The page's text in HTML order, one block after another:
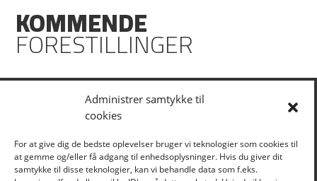
Administrer samtykke til
cookies
For at give dig de bedste oplevelser bruger vi teknologier som cookies til
at gemme og/eller få adgang til enhedsoplysninger. Hvis du giver dit
samtykke til disse teknologier, kan vi behandle data som f.eks.
KOMMENDE
FORESTILLINGER
Ingen kommende forestillinger
KLIK HER FOR AT TILMELDE DIG VORES NYHEDSBREV